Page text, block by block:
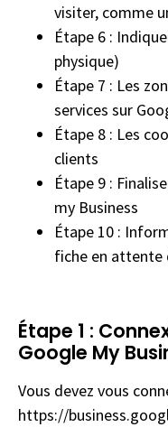
visiter, comme
Étape 6 :
physique)
Étape 7 : Les
services sur
Étape 8 : Les
clients
Étape 9 :
my Business
Étape 10 :
fiche en attente
Étape 1 :
Google My
Vous devez vous
https://